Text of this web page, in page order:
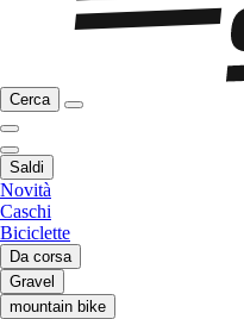
Cerca
Saldi
Novità
Caschi
Biciclette
Da corsa
Gravel
mountain bike